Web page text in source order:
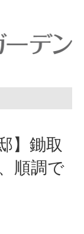
】鋤取
順調で